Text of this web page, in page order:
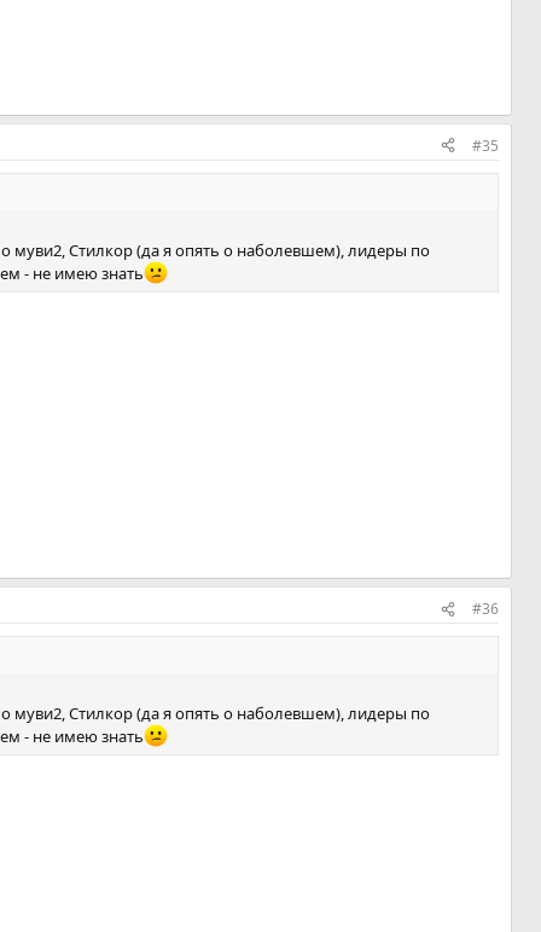
#35
муви2, Стилкор (да я опять о наболевшем), лидеры по
- не имею знать
#36
муви2, Стилкор (да я опять о наболевшем), лидеры по
- не имею знать